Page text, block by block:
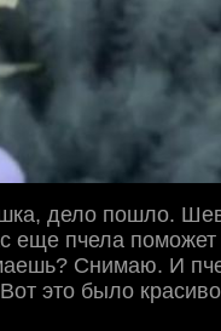
дело пошло.
еще пчела
Снимаю. И
это было